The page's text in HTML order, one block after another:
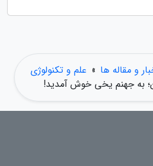
و مقاله ها » علم و تکنولوژی
به جهنم یخی خوش آمدید!